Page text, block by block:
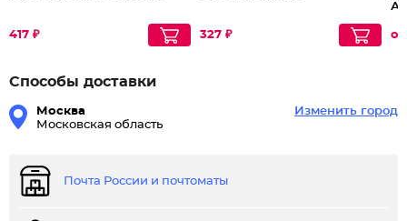
417 ₽ 327 ₽
Способы доставки
Москва
Московская область
Изменить город
Почта России и почтоматы